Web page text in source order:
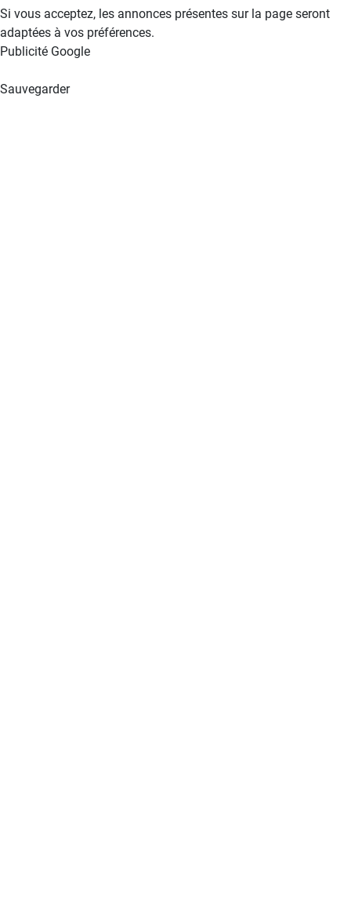
Si vous acceptez, les annonces présentes sur la page seront
adaptées à vos préférences.
Publicité Google
Sauvegarder